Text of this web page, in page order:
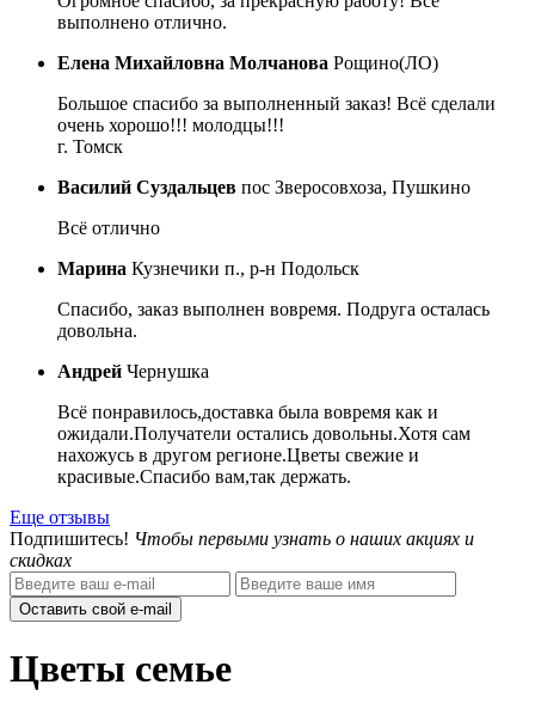
выполнено отлично.
Елена Михайловна Молчанова Рощино(ЛО)
Большое спасибо за выполненный заказ! Всё сделали
очень хорошо!!! молодцы!!!
г. Томск
Василий Суздальцев пос Зверосовхоза, Пушкино
Всё отлично
Марина Кузнечики п., р-н Подольск
Спасибо, заказ выполнен вовремя. Подруга осталась
довольна.
Андрей Чернушка
Всё понравилось,доставка была вовремя как и
ожидали.Получатели остались довольны.Хотя сам
нахожусь в другом регионе.Цветы свежие и
красивые.Спасибо вам,так держать.
Еще отзывы
Подпишитесь! Чтобы первыми узнать о наших акциях и
скидках
Оставить свой e-mail
Цветы семье